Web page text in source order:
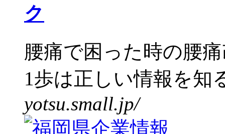
ク
腰痛で困った時の腰
1歩は正しい情報を知
yotsu.small.jp/